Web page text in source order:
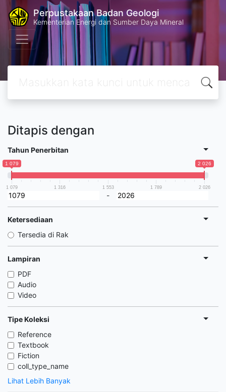
Perpustakaan Badan Geologi
Kementerian Energi dan Sumber Daya Mineral
Ditapis dengan
Tahun Penerbitan
1 079 2 026
1 079 1 316 1 553 1 789 2 026
-
Ketersediaan
Tersedia di Rak
Lampiran
PDF
Audio
Video
Tipe Koleksi
Reference
Textbook
Fiction
coll_type_name
Lihat Lebih Banyak